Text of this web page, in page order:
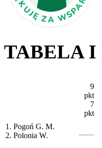
TABELA
1. Pogoń G. M.
2. Polonia W.
9
pkt
7
pkt